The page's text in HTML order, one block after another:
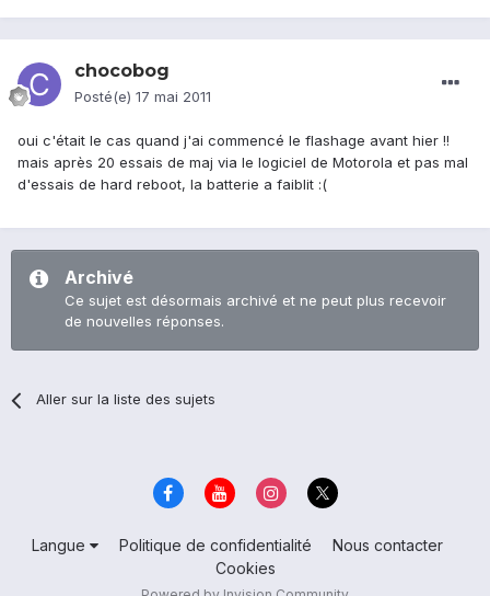
chocobog
Posté(e) 17 mai 2011
oui c'était le cas quand j'ai commencé le flashage avant hier !!
mais après 20 essais de maj via le logiciel de Motorola et pas mal
d'essais de hard reboot, la batterie a faiblit :(
Archivé
Ce sujet est désormais archivé et ne peut plus recevoir
de nouvelles réponses.
Aller sur la liste des sujets
Langue Politique de confidentialité
Nous contacter
Cookies